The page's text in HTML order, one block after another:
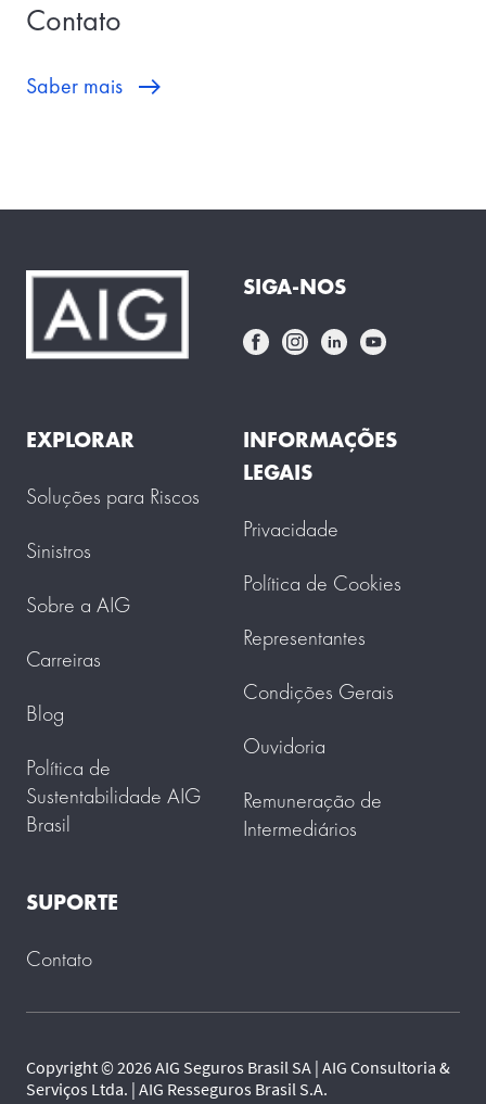
Contato
Saber mais
SIGA-NOS
EXPLORAR
Soluções para Riscos
Sinistros
Sobre a AIG
Carreiras
Blog
Política de
Sustentabilidade AIG
Brasil
INFORMAÇÕES
LEGAIS
Privacidade
Política de Cookies
Representantes
Condições Gerais
Ouvidoria
Remuneração de
Intermediários
SUPORTE
Contato
Copyright © 2026 AIG Seguros Brasil SA | AIG Consultoria &
Serviços Ltda. | AIG Resseguros Brasil S.A.